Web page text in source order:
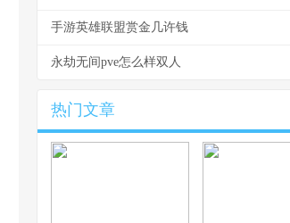
手游英雄联盟赏金几许钱
永劫无间pve怎么样双人
热门文章